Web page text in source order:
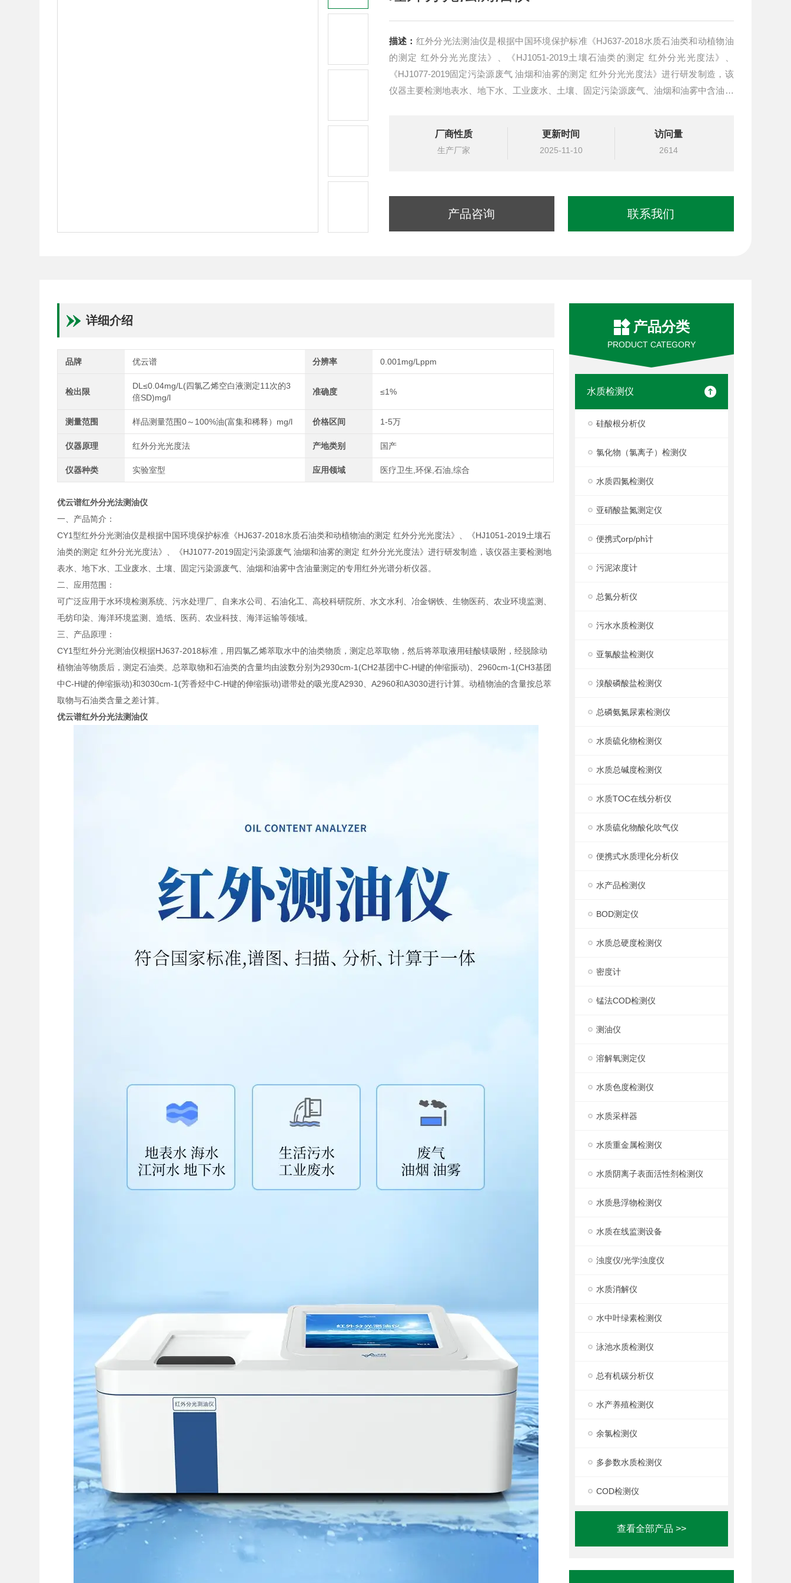
描述： 红外分光法测油仪是根据中国环境保护标准《HJ637-2018水质石油类和动植物油
的测定 红外分光光度法》、《HJ1051-2019土壤石油类的测定 红外分光光度法》、
《HJ1077-2019固定污染源废气 油烟和油雾的测定 红外分光光度法》进行研发制造，该
仪器主要检测地表水、地下水、工业废水、土壤、固定污染源废气、油烟和油雾中含油量
厂商性质
生产厂家
更新时间
2025-11-10
访问量
2614
产品咨询 联系我们
产品分类
PRODUCT CATEGORY
水质检测仪
硅酸根分析仪
氯化物（氯离子）检测仪
水质四氮检测仪
亚硝酸盐氮测定仪
便携式orp/ph计
污泥浓度计
总氮分析仪
污水水质检测仪
亚氯酸盐检测仪
溴酸磷酸盐检测仪
总磷氨氮尿素检测仪
水质硫化物检测仪
水质总碱度检测仪
水质TOC在线分析仪
水质硫化物酸化吹气仪
便携式水质理化分析仪
水产品检测仪
BOD测定仪
水质总硬度检测仪
密度计
锰法COD检测仪
测油仪
溶解氧测定仪
水质色度检测仪
水质采样器
水质重金属检测仪
水质阴离子表面活性剂检测仪
水质悬浮物检测仪
水质在线监测设备
浊度仪/光学浊度仪
水质消解仪
水中叶绿素检测仪
泳池水质检测仪
总有机碳分析仪
水产养殖检测仪
余氯检测仪
多参数水质检测仪
COD检测仪
查看全部产品 >>
详细介绍
品牌 优云谱 分辨率 0.001mg/Lppm
检出限
DL≤0.04mg/L(四氯乙烯空白液测定11次的3
倍SD)mg/l
准确度 ≤1%
测量范围 样品测量范围0～100%油(富集和稀释）mg/l 价格区间 1-5万
仪器原理 红外分光光度法 产地类别 国产
仪器种类 实验室型 应用领域 医疗卫生,环保,石油,综合
优云谱红外分光法测油仪
一、产品简介：
CY1型红外分光测油仪是根据中国环境保护标准《HJ637-2018水质石油类和动植物油的测定 红外分光光度法》、《HJ1051-2019土壤石
油类的测定 红外分光光度法》、《HJ1077-2019固定污染源废气 油烟和油雾的测定 红外分光光度法》进行研发制造，该仪器主要检测地
表水、地下水、工业废水、土壤、固定污染源废气、油烟和油雾中含油量测定的专用红外光谱分析仪器。
二、应用范围：
可广泛应用于水环境检测系统、污水处理厂、自来水公司、石油化工、高校科研院所、水文水利、冶金钢铁、生物医药、农业环境监测、
毛纺印染、海洋环境监测、造纸、医药、农业科技、海洋运输等领域。
三、产品原理：
CY1型红外分光测油仪根据HJ637-2018标准，用四氯乙烯萃取水中的油类物质，测定总萃取物，然后将萃取液用硅酸镁吸附，经脱除动
植物油等物质后，测定石油类。总萃取物和石油类的含量均由波数分别为2930cm-1(CH2基团中C-H键的伸缩振动)、2960cm-1(CH3基团
中C-H键的伸缩振动)和3030cm-1(芳香烃中C-H键的伸缩振动)谱带处的吸光度A2930、A2960和A3030进行计算。动植物油的含量按总萃
取物与石油类含量之差计算。
优云谱红外分光法测油仪